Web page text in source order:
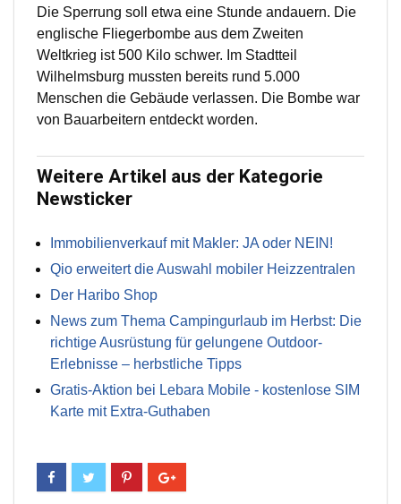
Die Sperrung soll etwa eine Stunde andauern. Die
englische Fliegerbombe aus dem Zweiten
Weltkrieg ist 500 Kilo schwer. Im Stadtteil
Wilhelmsburg mussten bereits rund 5.000
Menschen die Gebäude verlassen. Die Bombe war
von Bauarbeitern entdeckt worden.
Weitere Artikel aus der Kategorie
Newsticker
Immobilienverkauf mit Makler: JA oder NEIN!
Qio erweitert die Auswahl mobiler Heizzentralen
Der Haribo Shop
News zum Thema Campingurlaub im Herbst: Die
richtige Ausrüstung für gelungene Outdoor-
Erlebnisse – herbstliche Tipps
Gratis-Aktion bei Lebara Mobile - kostenlose SIM
Karte mit Extra-Guthaben